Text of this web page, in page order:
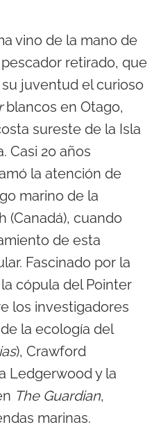
vino de la mano de
retirado, que
juventud el curioso
blancos en Otago,
sureste de la Isla
Casi 20 años
la atención de
marino de la
(Canadá), cuando
de esta
Fascinado por la
cópula del Pointer
los investigadores
la ecología del
), Crawford
Ledgerwood y la
The Guardian,
marinas.